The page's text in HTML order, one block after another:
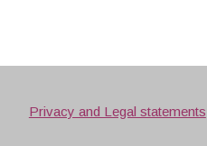
Privacy and Legal statements